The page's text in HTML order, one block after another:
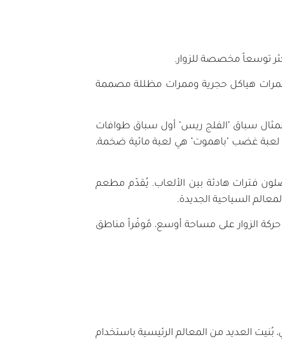
هياكل حجرية وممرات مظللة مصممة
المثال سباق "الفلج ريس" أول سباق طوافات
لعبة غضب "باهموت" هي لعبة مائية ضخمة،
فترات هادئة بين الألعاب. يُقدّم مطعم
السياحية الجديدة.
الزوار على مساحة أوسع، مُوفّراً مناطق
العديد من المعالم الرئيسية باستخدام